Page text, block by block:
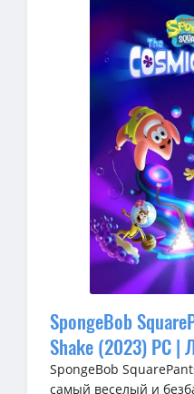
SpongeBob
Shake (2023) PC |
SpongeBob
самый веселый и